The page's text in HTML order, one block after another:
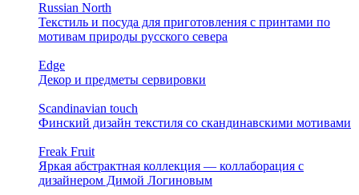
Russian North
Текстиль и посуда для приготовления с принтами по
мотивам природы русского севера
Edge
Декор и предметы сервировки
Scandinavian touch
Финский дизайн текстиля со скандинавскими мотивами
Freak Fruit
Яркая абстрактная коллекция — коллаборация с
дизайнером Димой Логиновым